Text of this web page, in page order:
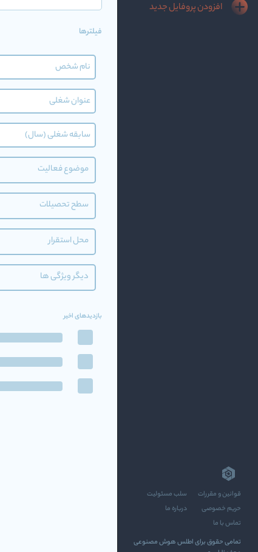
افزودن پروفایل جدید
قوانین و مقررات
سلب مسئولیت
حریم خصوصی
درباره ما
تماس با ما
تمامی حقوق برای اطلس هوش مصنوعی
فیلترها
موضوع فعالیت
سطح تحصیلات
محل استقرار
دیگر ویژگی ها
بازدیدهای اخیر